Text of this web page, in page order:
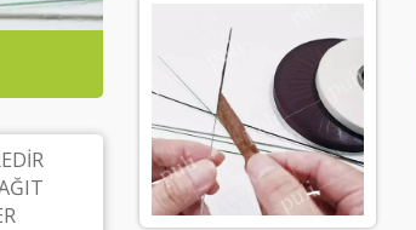
Hediye Peçetesi Kağıdı